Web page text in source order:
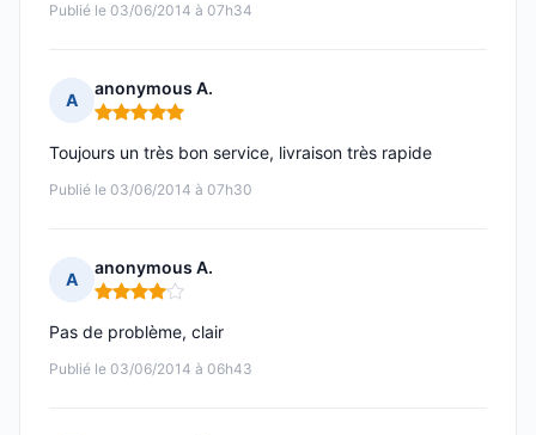
Publié le 03/06/2014 à 07h34
A
anonymous A.
Note : 5 sur 5
Publié le 03/06/2014 à 07h30
Toujours un très bon service, livraison très rapide
A
anonymous A.
Note : 4 sur 5
Publié le 03/06/2014 à 06h43
Pas de problème, clair